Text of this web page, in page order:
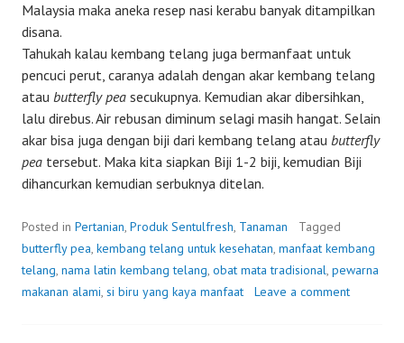
Malaysia maka aneka resep nasi kerabu banyak ditampilkan
disana.
Tahukah kalau kembang telang juga bermanfaat untuk
pencuci perut, caranya adalah dengan akar kembang telang
atau butterfly pea secukupnya. Kemudian akar dibersihkan,
lalu direbus. Air rebusan diminum selagi masih hangat. Selain
akar bisa juga dengan biji dari kembang telang atau butterfly
pea tersebut. Maka kita siapkan Biji 1-2 biji, kemudian Biji
dihancurkan kemudian serbuknya ditelan.
Posted in Pertanian, Produk Sentulfresh, Tanaman
Tagged
butterfly pea, kembang telang untuk kesehatan, manfaat kembang
telang, nama latin kembang telang, obat mata tradisional, pewarna
makanan alami, si biru yang kaya manfaat Leave a comment